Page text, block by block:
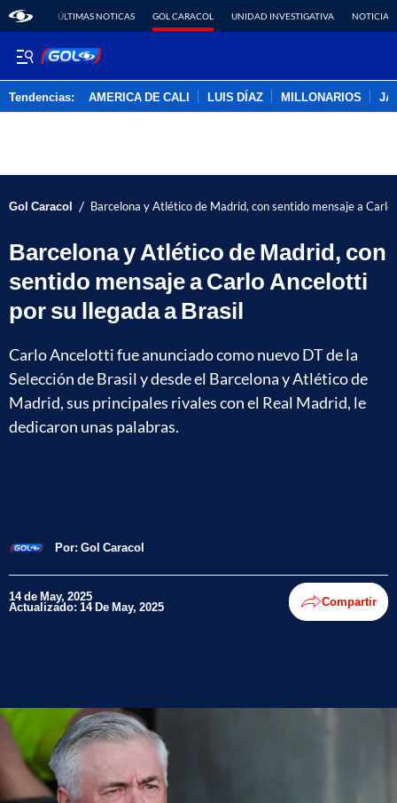
ÚLTIMAS NOTICAS GOL CARACOL UNIDAD INVESTIGATIVA NOTICIAS
Tendencias: AMERICA DE CALI LUIS DÍAZ MILLONARIOS
Gol Caracol / Barcelona y Atlético de Madrid, con sentido mensaje a
Barcelona y Atlético de Madrid, con
sentido mensaje a Carlo Ancelotti
por su llegada a Brasil
Carlo Ancelotti fue anunciado como nuevo DT de la
Selección de Brasil y desde el Barcelona y Atlético de
Madrid, sus principales rivales con el Real Madrid, le
dedicaron unas palabras.
Por: Gol Caracol
14 de May, 2025
Actualizado: 14 De May, 2025 Compartir